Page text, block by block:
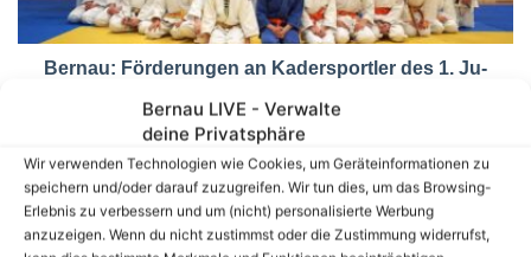
Bernau LIVE - Verwalte
deine Privatsphäre
Wir verwenden Technologien wie Cookies, um Geräteinformationen zu
speichern und/oder darauf zuzugreifen. Wir tun dies, um das Browsing-
Erlebnis zu verbessern und um (nicht) personalisierte Werbung
anzuzeigen. Wenn du nicht zustimmst oder die Zustimmung widerrufst,
Bernau: Förderungen an Kadersportler des 1. Ju-